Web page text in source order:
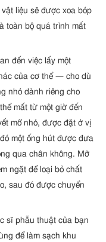
liệu sẽ được xoa bóp
toàn bộ quá trình mất
đến việc lấy một
của cơ thể — cho dù
nhỏ dành riêng cho
mất từ ​​một giờ đến
mổ nhỏ, được đặt ở vị
một ống hút được đưa
qua chân không. Mỡ
ngặt để loại bỏ chất
sau đó được chuyển
sĩ phẫu thuật của bạn
để làm sạch khu